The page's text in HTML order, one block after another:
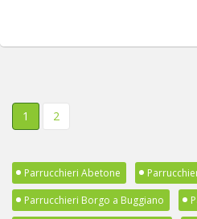
1 2
Parrucchieri Abetone
Parrucchieri Borgo a Buggiano